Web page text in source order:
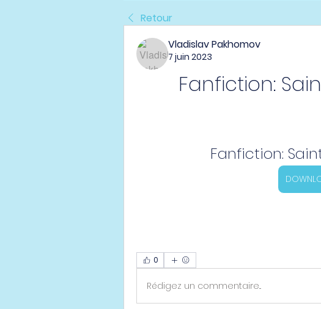
Retour
Vladislav Pakhomov
7 juin 2023
Fanfiction:
Fanfiction:
0
Rédigez un commentaire...